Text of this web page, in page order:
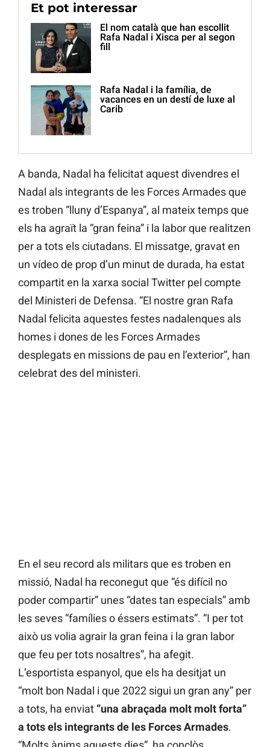
Et pot interessar
El nom català que han escollit
Rafa Nadal i Xisca per al segon
fill
Rafa Nadal i la família, de
vacances en un destí de luxe al
Carib
A banda, Nadal ha felicitat aquest divendres el
Nadal als integrants de les Forces Armades que
es troben “lluny d’Espanya”, al mateix temps que
els ha agraït la “gran feina” i la labor que realitzen
per a tots els ciutadans. El missatge, gravat en
un vídeo de prop d’un minut de durada, ha estat
compartit en la xarxa social Twitter pel compte
del Ministeri de Defensa. “El nostre gran Rafa
Nadal felicita aquestes festes nadalenques als
homes i dones de les Forces Armades
desplegats en missions de pau en l’exterior”, han
celebrat des del ministeri.
En el seu record als militars que es troben en
missió, Nadal ha reconegut que “és difícil no
poder compartir” unes “dates tan especials” amb
les seves “famílies o éssers estimats”. “I per tot
això us volia agrair la gran feina i la gran labor
que feu per tots nosaltres”, ha afegit.
L’esportista espanyol, que els ha desitjat un
“molt bon Nadal i que 2022 sigui un gran any” per
a tots, ha enviat “una abraçada molt molt forta”
a tots els integrants de les Forces Armades.